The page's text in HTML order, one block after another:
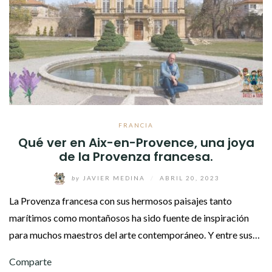
FRANCIA
Qué ver en Aix-en-Provence, una joya
de la Provenza francesa.
by JAVIER MEDINA ABRIL 20, 2023
La Provenza francesa con sus hermosos paisajes tanto
marítimos como montañosos ha sido fuente de inspiración
para muchos maestros del arte contemporáneo. Y entre sus…
Comparte